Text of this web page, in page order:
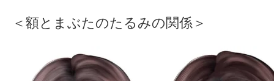
＜額とまぶたのたるみの関係＞